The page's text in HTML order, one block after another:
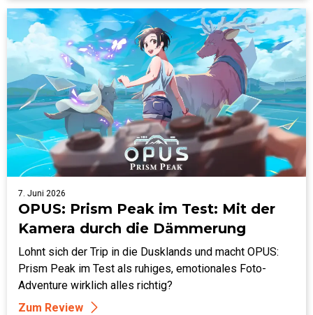
7. Juni 2026
OPUS: Prism Peak im Test: Mit der
Kamera durch die Dämmerung
Lohnt sich der Trip in die Dusklands und macht OPUS:
Prism Peak im Test als ruhiges, emotionales Foto-
Adventure wirklich alles richtig?
Zum Review